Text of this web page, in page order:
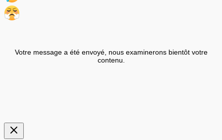
Votre message a été envoyé, nous examinerons bientôt votre
contenu.